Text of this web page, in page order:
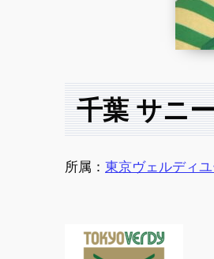
千葉 サニ
所属： 東京ヴェルディユ